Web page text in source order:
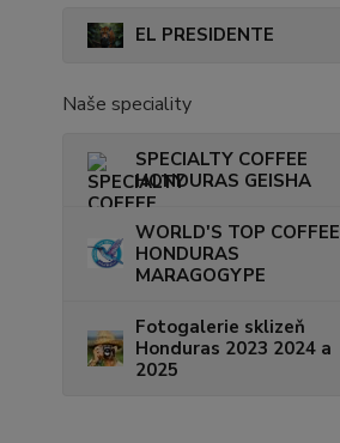
EL PRESIDENTE
Naše speciality
SPECIALTY COFFEE
HONDURAS GEISHA
WORLD'S TOP COFFEE
HONDURAS
MARAGOGYPE
Fotogalerie sklizeň
Honduras 2023 2024 a
2025